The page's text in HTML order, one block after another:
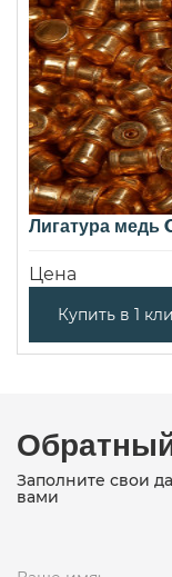
Лигатура медь
Цена
Купить в 1
Заполните свои
вами